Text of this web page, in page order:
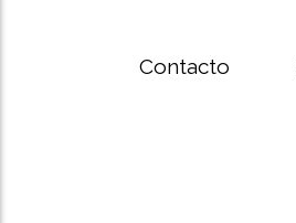
Contacto